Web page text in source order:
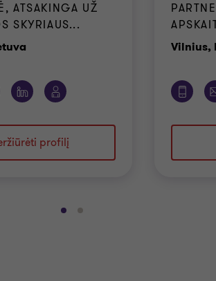
ATSAKINGA UŽ
SKYRIAUS...
profilį
Vilnius,
Eiti Eiti